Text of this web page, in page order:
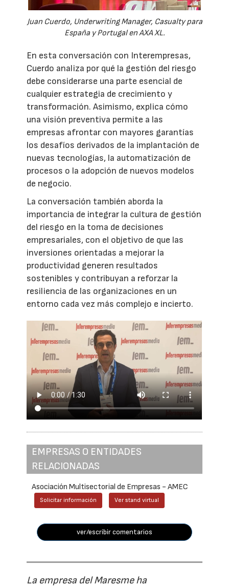
Juan Cuerdo, Underwriting Manager, Casualty para
España y Portugal en AXA XL.
En esta conversación con Interempresas,
Cuerdo analiza por qué la gestión del riesgo
debe considerarse una parte esencial de
cualquier estrategia de crecimiento y
transformación. Asimismo, explica cómo
una visión preventiva permite a las
empresas afrontar con mayores garantías
los desafíos derivados de la implantación de
nuevas tecnologías, la automatización de
procesos o la adopción de nuevos modelos
de negocio.
La conversación también aborda la
importancia de integrar la cultura de gestión
del riesgo en la toma de decisiones
empresariales, con el objetivo de que las
inversiones orientadas a mejorar la
productividad generen resultados
sostenibles y contribuyan a reforzar la
resiliencia de las organizaciones en un
entorno cada vez más complejo e incierto.
EMPRESAS O ENTIDADES
RELACIONADAS
Asociación Multisectorial de Empresas - AMEC
Solicitar información Ver stand virtual
ver/escribir comentarios
La empresa del Maresme ha